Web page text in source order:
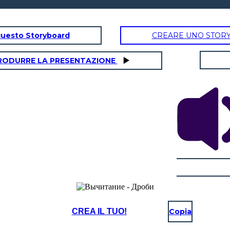
Storyboard CREARE UNO
LA PRESENTAZIONE
CREA IL TUO! Copia